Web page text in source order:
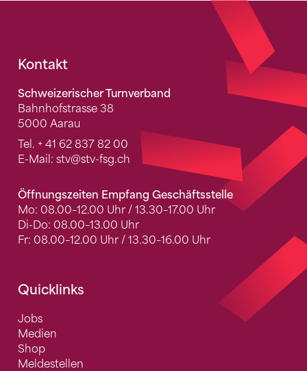
Fusszeile
Kontakt
Schweizerischer Turnverband
Bahnhofstrasse 38
5000 Aarau
Tel. + 41 62 837 82 00
E-Mail: stv@stv-fsg.ch
Öffnungszeiten Empfang Geschäftsstelle
Mo: 08.00–12.00 Uhr / 13.30–17.00 Uhr
Di-Do: 08.00–13.00 Uhr
Fr: 08.00–12.00 Uhr / 13.30–16.00 Uhr
Quicklinks
Jobs
Medien
Shop
Meldestellen